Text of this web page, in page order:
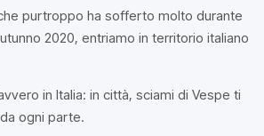
purtroppo ha sofferto molto durante
2020, entriamo in territorio italiano
in Italia: in città, sciami di Vespe ti
ogni parte.